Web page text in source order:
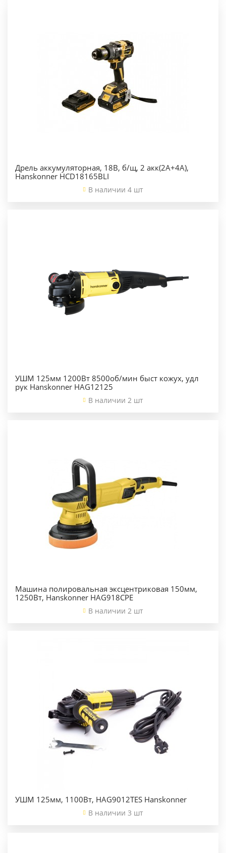
Дрель аккумуляторная, 18В, б/щ, 2 акк(2А+4А),
Hanskonner HCD18165BLI
В наличии 4 шт
УШМ 125мм 1200Вт 8500об/мин быст кожух, удл
рук Hanskonner HAG12125
В наличии 2 шт
Машина полировальная эксцентриковая 150мм,
1250Вт, Hanskonner HAG918CPЕ
В наличии 2 шт
УШМ 125мм, 1100Вт, HAG9012TES Hanskonner
В наличии 3 шт